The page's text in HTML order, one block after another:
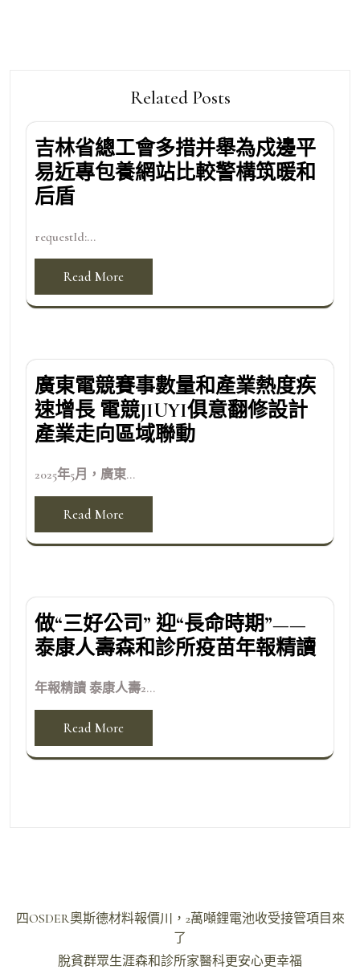
Related Posts
吉林省總工會多措并舉為戍邊平
易近專包養網站比較警構筑暖和
后盾
requestId:...
Read More
廣東電競賽事數量和產業熱度疾
速增長 電競JIUYI俱意翻修設計
產業走向區域聯動
2025年5月，廣東...
Read More
做“三好公司” 迎“長命時期”——
泰康人壽森和診所疫苗年報精讀
年報精讀 泰康人壽2...
Read More
文
四OSDER奧斯德材料報價川，2萬噸鋰電池收受接管項目來
了
脫貧群眾生涯森和診所家醫科更安心更幸福